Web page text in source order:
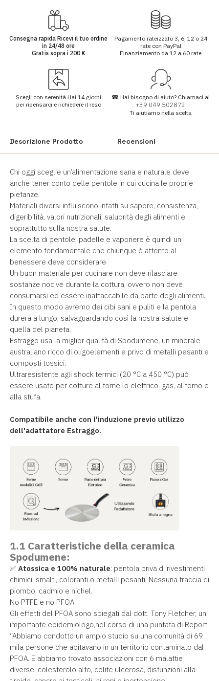
Consegna rapida Ricevi il tuo ordine
in 24/48 ore
Gratis sopra i 200 €
Pagamento rateizzato 3, 6, 12 o 24
ratecon PayPal
Finanziamento da 12 a 60 rate
Scegli con serenità Hai 14 giorni
per ripensarci e richiedere il reso
☎ Hai bisogno di aiuto? Chiamaci al
+39 049 502872
Ti aiutiamo nella scelta
Descrizione Prodotto Recensioni
Chi oggi sceglie un’alimentazione sana e naturale deve
anche tener conto delle pentole in cui cucina le proprie
pietanze.
Materiali diversi influiscono infatti su sapore, consistenza,
digeribilità, valori nutrizionali, salubrità degli alimenti e
soprattutto sulla nostra salute.
La scelta di pentole, padelle e vaporiere è quindi un
elemento fondamentale che chiunque è attento al
benessere deve considerare.
Un buon materiale per cucinare non deve rilasciare
sostanze nocive durante la cottura, ovvero non deve
consumarsi ed essere inattaccabile da parte degli alimenti.
In questo modo avremo dei cibi sani e puliti e la pentola
durerà a lungo, salvaguardando così la nostra salute e
quella del pianeta.
Estraggo usa la miglior qualità di Spodumene, un minerale
australiano ricco di oligoelementi e privo di metalli pesanti e
composti tossici.
Ultraresistente agli shock termici (20 °C a 450 °C) può
essere usato per cotture al fornello elettrico, gas, al forno e
alla stufa.
Compatibile anche con l'induzione previo utilizzo
dell'adattatore Estraggo.
1.1 Caratteristiche della ceramica
Spodumene:
✅ Atossica e 100% naturale: pentola priva di rivestimenti
chimici, smalti, coloranti o metalli pesanti. Nessuna traccia di
piombo, cadmio e nichel.
No PTFE e no PFOA.
Gli effetti del PFOA sono spiegati dal dott. Tony Fletcher, un
importante epidemiologo,nel corso di una puntata di Report:
“Abbiamo condotto un ampio studio su una comunità di 69
mila persone che abitavano in un territorio contaminato dal
PFOA. E abbiamo trovato associazioni con 6 malattie
diverse: colesterolo alto, colite ulcerosa, disfunzioni alla